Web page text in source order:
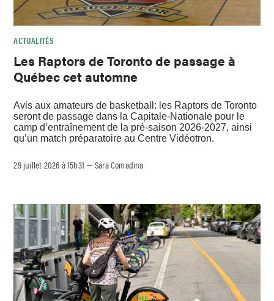
ACTUALITÉS
Les Raptors de Toronto de passage à
Québec cet automne
Avis aux amateurs de basketball: les Raptors de Toronto
seront de passage dans la Capitale-Nationale pour le
camp d’entraînement de la pré-saison 2026-2027, ainsi
qu’un match préparatoire au Centre Vidéotron.
29 juillet 2026 à 15h31 –Sara Comadina